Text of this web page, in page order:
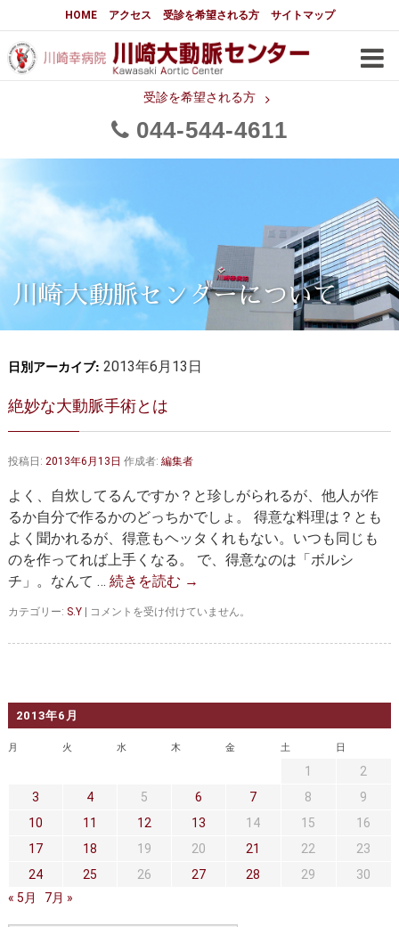
HOME アクセス 受診を希望される方 サイトマップ
受診を希望される方
044 544 4611
大動脈センターについて
はじめに 大動脈センターについて
メディアでの紹介
都道府県別患者マップ 都道府県別紹介病院
大動脈瘤について 基本編
3分でわかる大動脈瘤・大動脈
大動脈瘤
大動脈解離（解離性大動脈瘤）
胸部大動脈瘤の治療
腹部大動脈瘤の治療
大動脈弁・大動脈基部の治療
胸部大動脈瘤 胸腹部大動脈瘤
腹部大動脈瘤 大動脈解離
マルファン症候群
大動脈瘤を指摘されたら？
セカンドオピニオン 治療費について
正しい病院の選び方 アクセス
川崎大動脈センターについて
日別アーカイブ: 2013年6月13日
絶妙な大動脈手術とは
投稿日: 2013年6月13日 作成者: 編集者
よく、自炊してるんですか？と珍しがられるが、他人が作
るか自分で作るかのどっちかでしょ。 得意な料理は？とも
よく聞かれるが、得意もヘッタくれもない。いつも同じも
のを作ってれば上手くなる。 で、得意なのは「ボルシ
チ」。なんて … 続きを読む →
カテゴリー: S.Y
絶
な
コメントを受け付けていません。
2013年6月
月 火 水 木 金 土 日
1
2
3
4 5 6 7 8
9
10
11 12 13 14 15
16
17
18 19 20 21 22
23
24
25 26 27 28 29
30
« 5月
7月 »